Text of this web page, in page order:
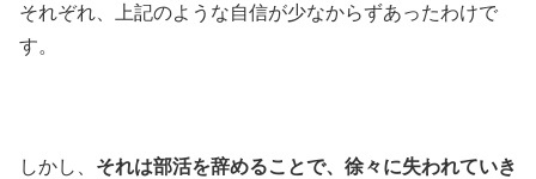
それぞれ、上記のような自信が少なからずあったわけで
す。
しかし、 それは部活を辞めることで、徐々に失われていき